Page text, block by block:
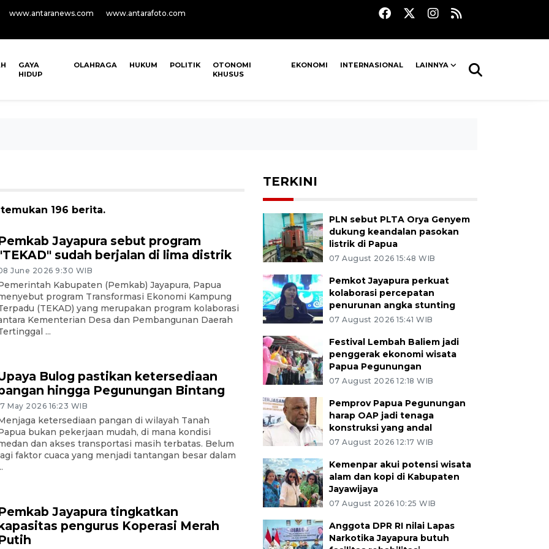
www.antaranews.com www.antarafoto.com
GAYA
HIDUP
OLAHRAGA HUKUM POLITIK
OTONOMI
KHUSUS
EKONOMI INTERNASIONAL LAINNYA
196 berita.
Jayapura sebut program
sudah berjalan di lima distrik
June 2026 9:30 WIB
Kabupaten (Pemkab) Jayapura, Papua
program Transformasi Ekonomi Kampung
(TEKAD) yang merupakan program kolaborasi
Kementerian Desa dan Pembangunan Daerah
...
Bulog pastikan ketersediaan
hingga Pegunungan Bintang
May 2026 16:23 WIB
ketersediaan pangan di wilayah Tanah
bukan pekerjaan mudah, di mana kondisi
dan akses transportasi masih terbatas. Belum
faktor cuaca yang menjadi tantangan besar dalam
Jayapura tingkatkan
pengurus Koperasi Merah
TERKINI
PLN sebut PLTA Orya Genyem
dukung keandalan pasokan
listrik di Papua
07 August 2026 15:48 WIB
Pemkot Jayapura perkuat
kolaborasi percepatan
penurunan angka stunting
07 August 2026 15:41 WIB
Festival Lembah Baliem jadi
penggerak ekonomi wisata
Papua Pegunungan
07 August 2026 12:18 WIB
Pemprov Papua Pegunungan
harap OAP jadi tenaga
konstruksi yang andal
07 August 2026 12:17 WIB
Kemenpar akui potensi wisata
alam dan kopi di Kabupaten
Jayawijaya
07 August 2026 10:25 WIB
Anggota DPR RI nilai Lapas
Narkotika Jayapura butuh